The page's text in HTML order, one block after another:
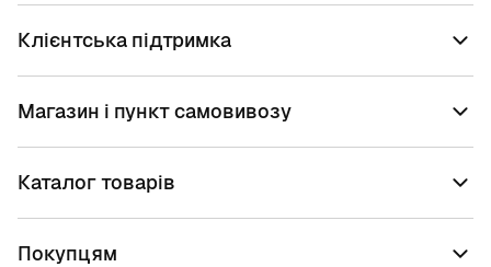
Клієнтська підтримка
Магазин і пункт самовивозу
Каталог товарів
Покупцям